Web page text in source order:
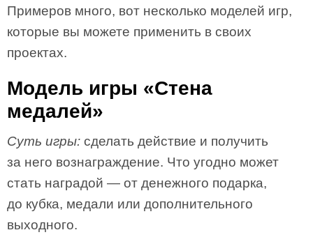
Примеров много, вот несколько моделей игр,
которые вы можете применить в своих
проектах.
Модель игры «Стена
медалей»
Суть игры: сделать действие и получить
за него вознаграждение. Что угодно может
стать наградой — от денежного подарка,
до кубка, медали или дополнительного
выходного.